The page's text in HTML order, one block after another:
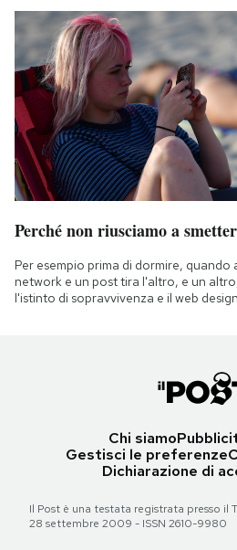
Perché non riusciamo a
Per esempio prima di dormire, quando
network e un post tira l'altro, e un
l'istinto di sopravvivenza e il web design
Chi siamo
Gestisci le preferenze
Dichiarazione di
Il Post è una testata registrata presso il
28 settembre 2009 - ISSN 2610-9980